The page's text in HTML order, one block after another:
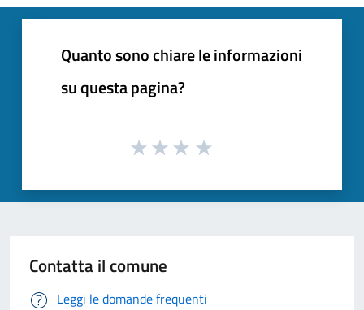
Quanto sono chiare le informazioni
su questa pagina?
Contatta il comune
Leggi le domande frequenti